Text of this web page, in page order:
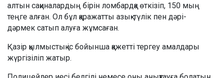
алтын сақиналардың бірін ломбардқа өткізіп, 150 мың
теңге алған. Ол бұл қаражатты азық-түлік пен дәрі-
дәрмек сатып алуға жұмсаған.
Қазір қылмыстық іс бойынша қажетті тергеу амалдары
жүргізіліп жатыр.